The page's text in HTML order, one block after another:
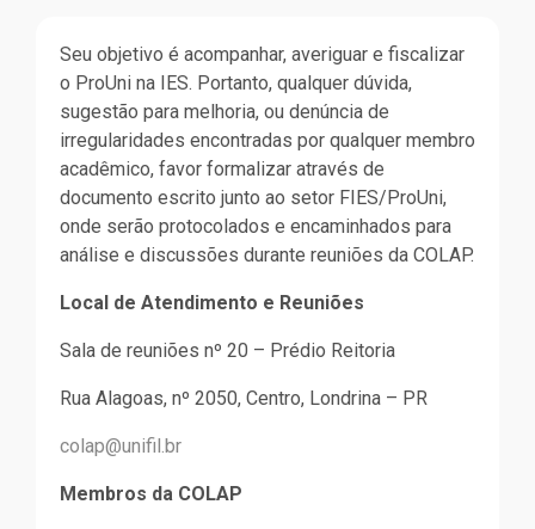
Seu objetivo é acompanhar, averiguar e fiscalizar
o ProUni na IES. Portanto, qualquer dúvida,
sugestão para melhoria, ou denúncia de
irregularidades encontradas por qualquer membro
acadêmico, favor formalizar através de
documento escrito junto ao setor FIES/ProUni,
onde serão protocolados e encaminhados para
análise e discussões durante reuniões da COLAP.
Local de Atendimento e Reuniões
Sala de reuniões nº 20 – Prédio Reitoria
Rua Alagoas, nº 2050, Centro, Londrina – PR
colap@unifil.br
Membros da COLAP